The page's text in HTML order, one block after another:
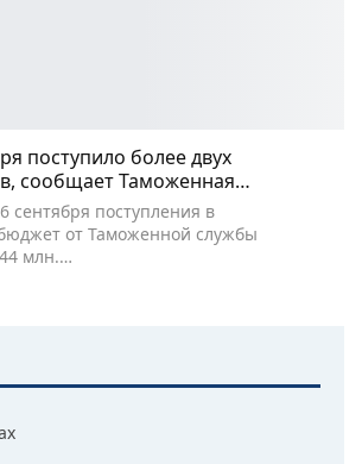
поступило более двух
сообщает Таможенная…
сентября поступления в
от Таможенной службы
млн.…